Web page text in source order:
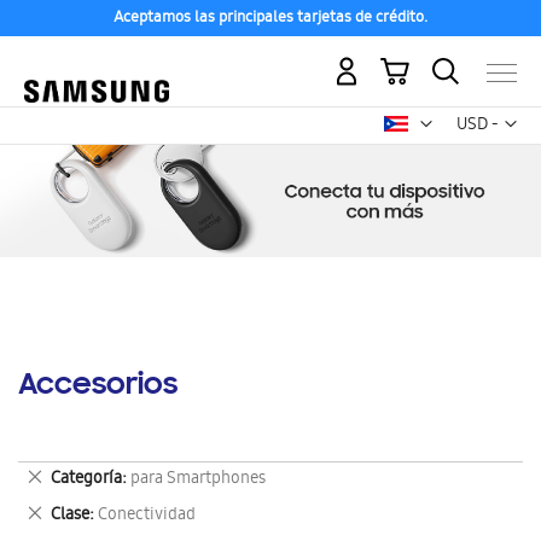
Aceptamos las principales tarjetas de crédito.
USD -
dólar
Mi carrito
Accesorios
Categoría para Smartphones
Eliminar
este
artículo
Clase Conectividad
Eliminar